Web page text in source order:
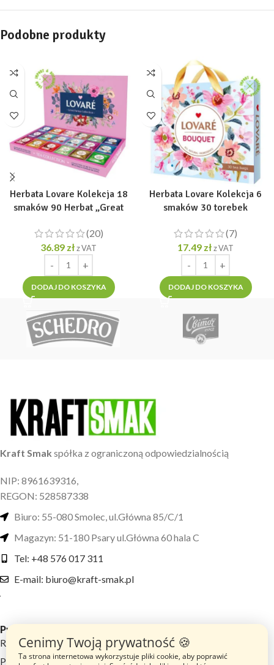
Podobne produkty
Herbata Lovare Kolekcja 18
smaków 90 Herbat „Great
2g]
(20)
36.89 złz VAT
DODAJ DO KOSZYKA
Herbata Lovare Kolekcja 6
smaków 30 torebek
(7)
17.49 złz VAT
DODAJ DO KOSZYKA
Kraft Smak spółka z ograniczoną odpowiedzialnością
NIP: 8961639316,
REGON: 528587338
Biuro: 55-080 Smolec, ul.Główna 85/C/1
Magazyn: 51-180 Psary ul.Główna 60 hala C
Tel: +48 576 017 311
E-mail: biuro@kraft-smak.pl
Przydatne linki
Regulamin sklepu
Polityka prywatności
Cenimy Twoją prywatność 🍪
Ta strona internetowa wykorzystuje pliki cookie, aby poprawić